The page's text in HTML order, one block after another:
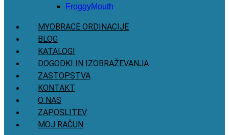
FroggyMouth
MYOBRACE ORDINACIJE
BLOG
KATALOGI
DOGODKI IN IZOBRAŽEVANJA
ZASTOPSTVA
KONTAKT
O NAS
ZAPOSLITEV
MOJ RAČUN